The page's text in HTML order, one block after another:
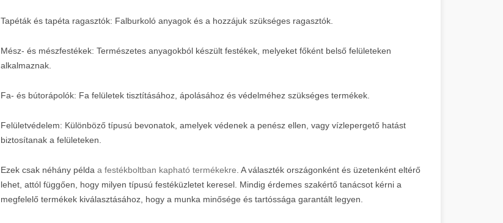
Tapéták és tapéta ragasztók: Falburkoló anyagok és a hozzájuk szükséges ragasztók.
Mész- és mészfestékek: Természetes anyagokból készült festékek, melyeket főként belső felületeken
alkalmaznak.
Fa- és bútorápolók: Fa felületek tisztításához, ápolásához és védelméhez szükséges termékek.
Felületvédelem: Különböző típusú bevonatok, amelyek védenek a penész ellen, vagy vízlepergető hatást
biztosítanak a felületeken.
Ezek csak néhány példa a festékboltban kapható termékekre . A választék országonként és üzetenként eltérő
lehet, attól függően, hogy milyen típusú festéküzletet keresel. Mindig érdemes szakértő tanácsot kérni a
megfelelő termékek kiválasztásához, hogy a munka minősége és tartóssága garantált legyen.